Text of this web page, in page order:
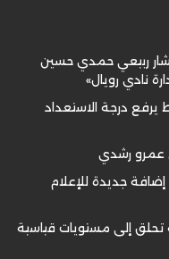
ربيعي حمدي حسين
نادي رويال»
درجة الاستعداد
عمرو رشدي
إضافة جديدة للإعلام
تحلق إلى مستويات قياسية